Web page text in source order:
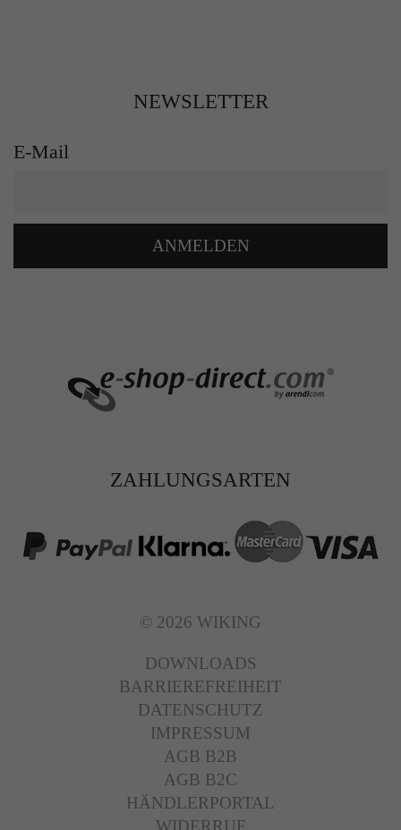
NEWSLETTER
E-Mail
ANMELDEN
ZAHLUNGSARTEN
© 2026 WIKING
DOWNLOADS
BARRIEREFREIHEIT
DATENSCHUTZ
IMPRESSUM
AGB B2B
AGB B2C
HÄNDLERPORTAL
WIDERRUF